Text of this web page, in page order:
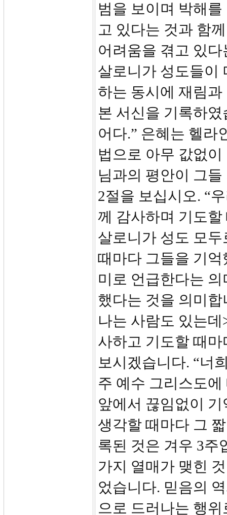
범을 보이며 박해
고 있다는 것과 함
어려움을 겪고 있
살로니가 성도들이
하는 동시에 재림
본 서신을 기록하
어다.” 은혜는 헬라
법으로 아무 값없
님과의 평안이 그
2절을 보십시오. “
께 감사하며 기도
살로니가 성도 모
때마다 그들을 기
미로 언급한다는
했다는 것을 의미
나는 사람도 있는
사하고 기도할 때
보시겠습니다. “너
주 예수 그리스도
앞에서 끊임없이
생각할 때마다 그
록된 것은 겨우 3주
가지 열매가 맺힌
었습니다. 믿음의
으로 드러나는 행